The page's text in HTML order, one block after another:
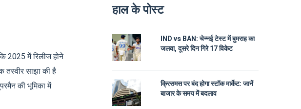
2025 में रिलीज होने
तस्वीर साझा की है
की भूमिका में
हाल के पोस्ट
IND vs BAN: चेन्नई टेस्ट में बुमराह का
जलवा, दूसरे दिन गिरे 17 विकेट
क्रिसमस पर बंद होगा स्टॉक मार्केट: जानें
बाजार के समय में बदलाव